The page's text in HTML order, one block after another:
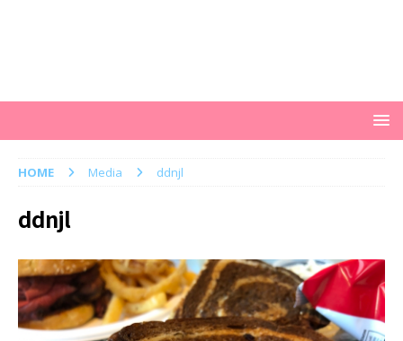
HOME Media ddnjl
ddnjl